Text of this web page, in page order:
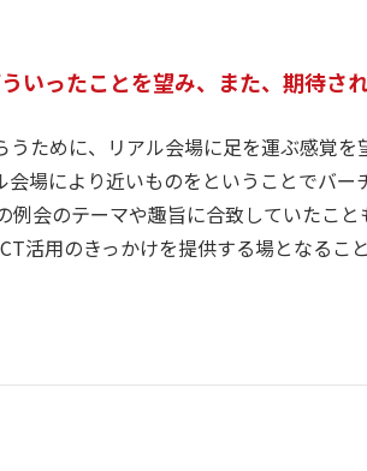
いったことを望み、また、期待さ
うために、リアル会場に足を運ぶ感覚
場により近いものをということでバ
例会のテーマや趣旨に合致していたこ
活用のきっかけを提供する場となるこ